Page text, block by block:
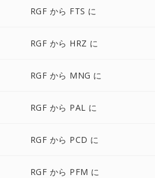
RGF から FTS に
RGF から HRZ に
RGF から MNG に
RGF から PAL に
RGF から PCD に
RGF から PFM に